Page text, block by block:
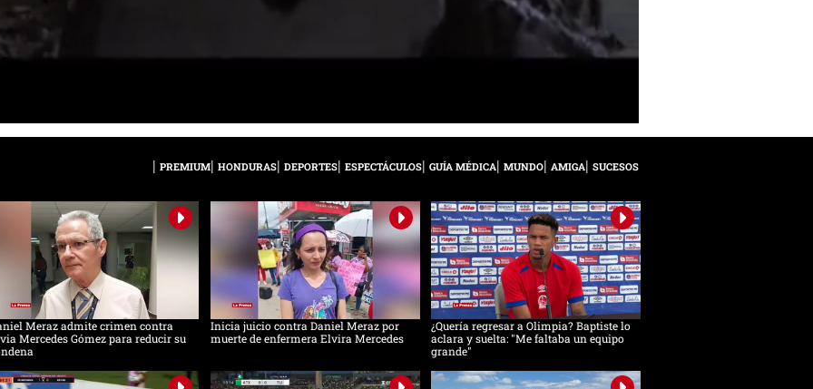
PREMIUM HONDURAS DEPORTES ESPECTÁCULOS GUÍA MÉDICA MUNDO AMIGA SUCESOS
Meraz admite crimen contra
Mercedes Gómez para reducir su
Inicia juicio contra Daniel Meraz por
muerte de enfermera Elvira Mercedes
¿Quería regresar a Olimpia? Baptiste lo
aclara y suelta: "Me faltaba un equipo
grande"